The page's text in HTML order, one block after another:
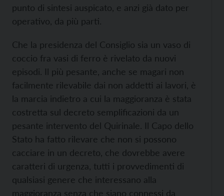
punto di sintesi auspicato, e anzi già dato per
operativo, da più parti.
Che la presidenza del Consiglio sia un vaso di
coccio fra vasi di ferro è rivelato da nuovi
episodi. Il più pesante, anche se magari non
facilmente rilevabile dai non addetti ai lavori, è
la marcia indietro a cui la maggioranza è stata
costretta sul decreto semplificazioni da un
pesante intervento del Quirinale. Il Capo dello
Stato ha fatto rilevare che non si possono
cacciare in un decreto, che dovrebbe avere
caratteri di urgenza, tutti i provvedimenti di
qualsiasi genere che interessano alla
maggioranza senza che siano connessi da